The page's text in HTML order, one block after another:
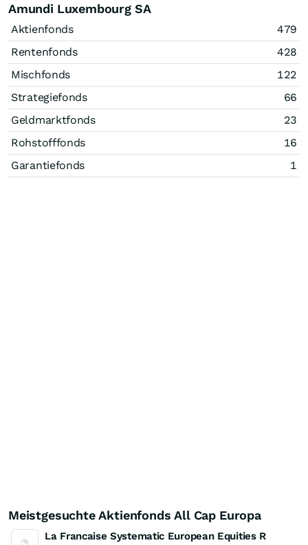
Amundi Luxembourg SA
Aktienfonds
479
Rentenfonds
428
Mischfonds
122
Strategiefonds
66
Geldmarktfonds
23
Rohstofffonds
16
Garantiefonds
1
Meistgesuchte Aktienfonds All Cap Europa
La Francaise Systematic European Equities R